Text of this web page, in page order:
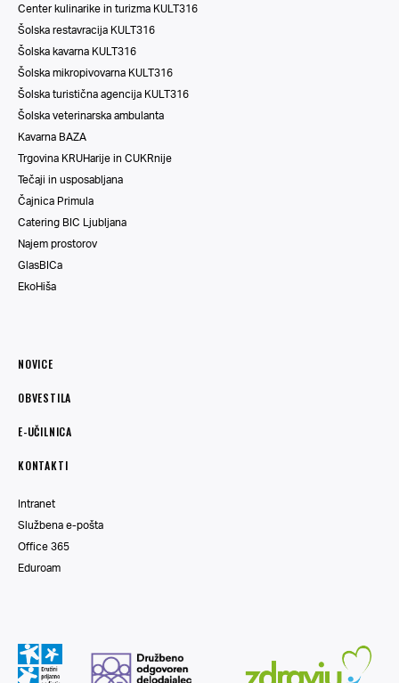
Center kulinarike in turizma KULT316
Šolska restavracija KULT316
Šolska kavarna KULT316
Šolska mikropivovarna KULT316
Šolska turistična agencija KULT316
Šolska veterinarska ambulanta
Kavarna BAZA
Trgovina KRUHarije in CUKRnije
Tečaji in usposabljana
Čajnica Primula
Catering BIC Ljubljana
Najem prostorov
GlasBICa
EkoHiša
NOVICE
OBVESTILA
E-UČILNICA
KONTAKTI
Intranet
Službena e-pošta
Office 365
Eduroam